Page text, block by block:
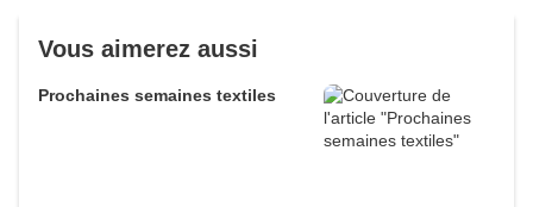
Vous aimerez aussi
Prochaines semaines textiles